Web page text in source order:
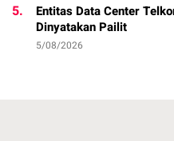
5.
Entitas Data Center
Dinyatakan Pailit
5/08/2026